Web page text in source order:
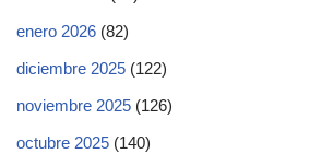
enero 2026 (82)
diciembre 2025 (122)
noviembre 2025 (126)
octubre 2025 (140)